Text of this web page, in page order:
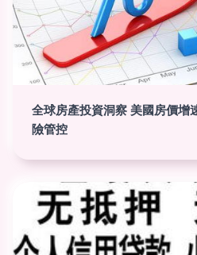
全球房產投資洞察 美國房價增
險管控